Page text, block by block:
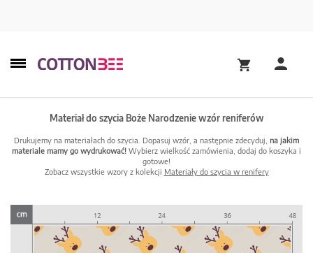
Materiał do szycia Boże Narodzenie wzór reniferów
Drukujemy na materiałach do szycia. Dopasuj wzór, a następnie zdecyduj, na jakim
materiale mamy go wydrukować! Wybierz wielkość zamówienia, dodaj do koszyka i
gotowe!
Zobacz wszystkie wzory z kolekcji Materiały do szycia w renifery